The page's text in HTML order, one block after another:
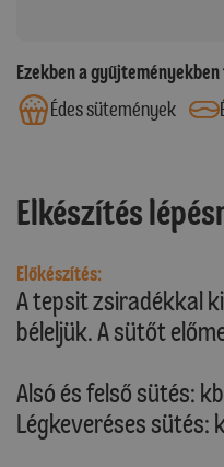
Ezekben a
Édes sütemények
Elkészítés
Előkészítés:
A tepsit zsiradékkal
béleljük. A sütőt
Alsó és felső sütés:
Légkeveréses sütés: